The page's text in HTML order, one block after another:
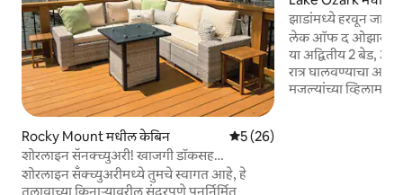
Rocky Mount मधील केबिन 5 पैकी 5 सरासरी रेटिंग, 26 रिव्ह्यूज
5 (26)
शोरलाइन सॅनक्च्युअरी! खाजगी डॉकसह
आरामदायक केबिन!
शोरलाइन सॅंक्च्युअरीमध्ये तुमचे स्वागत आहे, हे
तलावाच्या किनाऱ्यावरील सुंदरपणे पुनर्निर्मित
झाडांमध्ये हरवून जा:
लेक ऑफ द
या अद्वितीय 2 बेड, 3
रात्र घालवण्याचा
मजल्यांच्या